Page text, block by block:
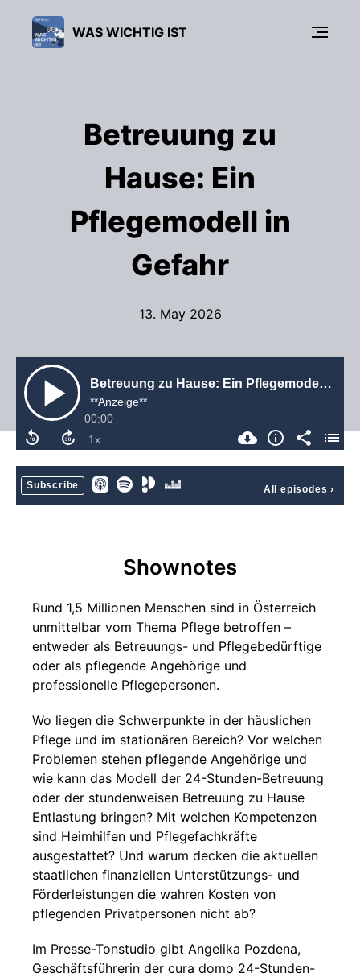
WAS WICHTIG IST
Betreuung zu
Hause: Ein
Pflegemodell in
Gefahr
13. May 2026
Betreuung zu Hause: Ein Pflegemodell in Gefahr
**Anzeige**
00:00
Subscribe All episodes ›
Shownotes
Rund 1,5 Millionen Menschen sind in Österreich
unmittelbar vom Thema Pflege betroffen –
entweder als Betreuungs- und Pflegebedürftige
oder als pflegende Angehörige und
professionelle Pflegepersonen.
Wo liegen die Schwerpunkte in der häuslichen
Pflege und im stationären Bereich? Vor welchen
Problemen stehen pflegende Angehörige und
wie kann das Modell der 24-Stunden-Betreuung
oder der stundenweisen Betreuung zu Hause
Entlastung bringen? Mit welchen Kompetenzen
sind Heimhilfen und Pflegefachkräfte
ausgestattet? Und warum decken die aktuellen
staatlichen finanziellen Unterstützungs- und
Förderleistungen die wahren Kosten von
pflegenden Privatpersonen nicht ab?
Im Presse-Tonstudio gibt Angelika Pozdena,
Geschäftsführerin der cura domo 24-Stunden-